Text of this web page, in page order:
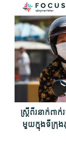
ស្ត្រី​ពីរ​នាក់​ព
មួយ​ក្នុង​ទីក្រុង​